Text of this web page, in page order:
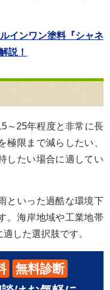
インワン塗料『シャネ
説！
～25年程度と非常に長
極限まで減らしたい、
したい場合に適してい
といった過酷な環境下
。海岸地域や工業地帯
した選択肢です。
無料診断